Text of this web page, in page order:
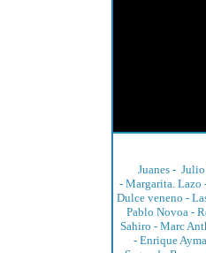
Juanes -
- Margarita. Lazo
Dulce veneno -
Pablo Novoa -
Sahiro - Marc
- Enrique